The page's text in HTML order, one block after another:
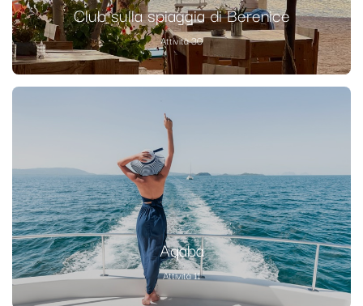
Club sulla spiaggia di Berenice
Attività 30
Aqaba
Attività 11